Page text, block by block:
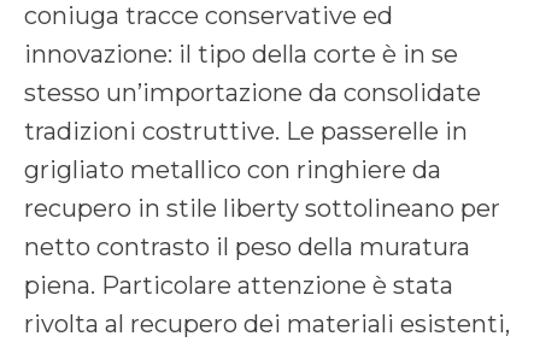
coniuga tracce conservative ed
innovazione: il tipo della corte è in se
stesso un’importazione da consolidate
tradizioni costruttive. Le passerelle in
grigliato metallico con ringhiere da
recupero in stile liberty sottolineano per
netto contrasto il peso della muratura
piena. Particolare attenzione è stata
rivolta al recupero dei materiali esistenti,